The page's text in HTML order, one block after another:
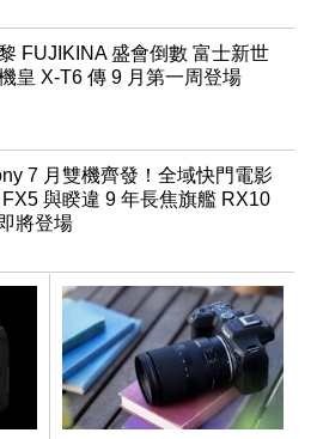
FUJIKINA 盛會倒數 富士新世
皇 X-T6 傳 9 月第一周登場
7 月雙機齊發！全域快門電影
與睽違 9 年長焦旗艦 RX10
將登場